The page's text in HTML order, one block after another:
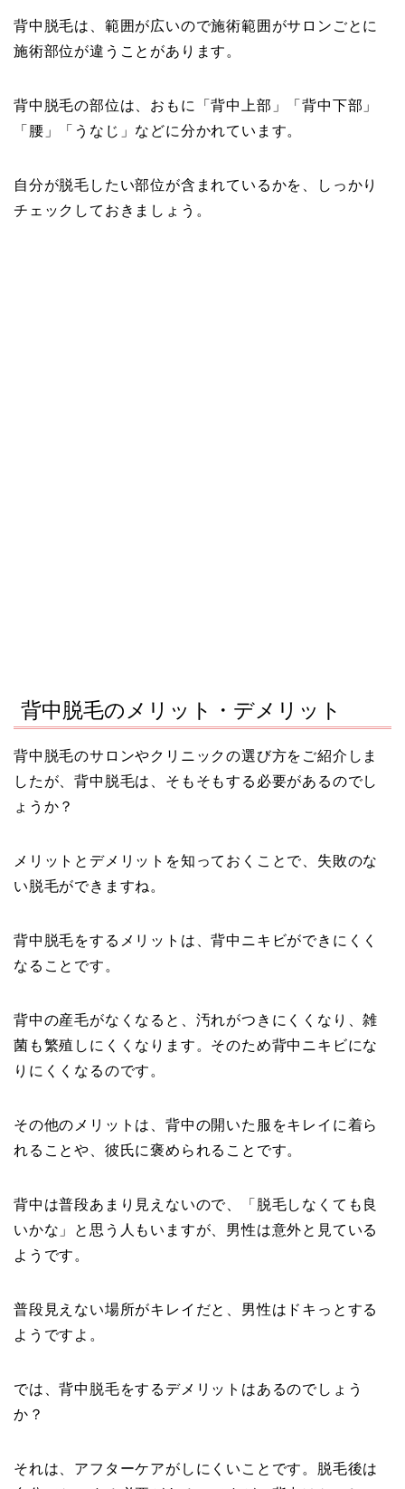
背中脱毛は、範囲が広いので施術範囲がサロンごとに
施術部位が違うことがあります。
背中脱毛の部位は、おもに「背中上部」「背中下部」
「腰」「うなじ」などに分かれています。
自分が脱毛したい部位が含まれているかを、しっかり
チェックしておきましょう。
背中脱毛のメリット・デメリット
背中脱毛のサロンやクリニックの選び方をご紹介しま
したが、背中脱毛は、そもそもする必要があるのでし
ょうか？
メリットとデメリットを知っておくことで、失敗のな
い脱毛ができますね。
背中脱毛をするメリットは、背中ニキビができにくく
なることです。
背中の産毛がなくなると、汚れがつきにくくなり、雑
菌も繁殖しにくくなります。そのため背中ニキビにな
りにくくなるのです。
その他のメリットは、背中の開いた服をキレイに着ら
れることや、彼氏に褒められることです。
背中は普段あまり見えないので、「脱毛しなくても良
いかな」と思う人もいますが、男性は意外と見ている
ようです。
普段見えない場所がキレイだと、男性はドキっとする
ようですよ。
では、背中脱毛をするデメリットはあるのでしょう
か？
それは、アフターケアがしにくいことです。脱毛後は